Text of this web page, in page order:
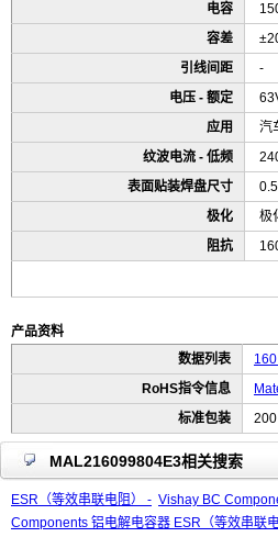
电容
容差
引线间距
-
电压 - 额定
应用
汽
纹波电流 - 低频
表面贴装焊盘尺寸
极化
极
阻抗
产品资料
数据列表
RoHS指令信息
标准包装
200
MAL216099804E3相关搜索
ESR（等效串联电阻） - Vishay BC
Components 铝电解电容器 ESR（等效串联